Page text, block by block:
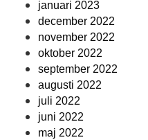
januari 2023
december 2022
november 2022
oktober 2022
september 2022
augusti 2022
juli 2022
juni 2022
maj 2022